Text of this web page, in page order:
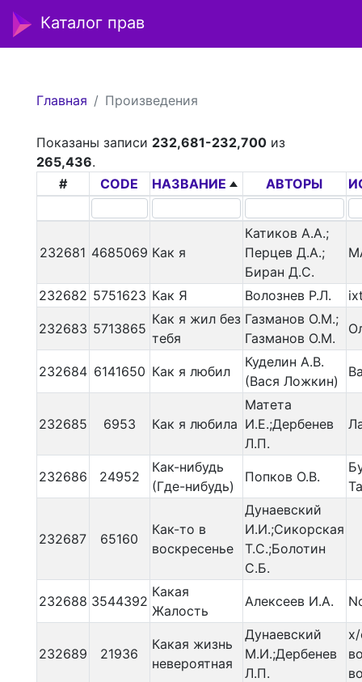
Каталог прав
Главная Произведения
Показаны записи 232,681-232,700из
265,436.
#
CODE НАЗВАНИЕ АВТОРЫ
232681 4685069 Как я
Катиков А.А.;
Перцев Д.А.;
Биран Д.С.
232682 5751623 Как Я Волознев Р.Л.
232683 5713865
Как я жил без
тебя
Газманов О.М.;
Газманов О.М.
232684 6141650 Как я любил
Куделин А.В.
(Вася Ложкин)
232685 6953 Как я любила
Матета
И.Е.;Дербенев
Л.П.
232686 24952
Как-нибудь
(Где-нибудь)
Попков О.В.
232687 65160
Как-то в
воскресенье
Дунаевский
И.И.;Сикорская
Т.С.;Болотин
С.Б.
232688 3544392
Какая
Жалость
Алексеев И.А.
232689 21936
Какая жизнь
невероятная
Дунаевский
М.И.;Дербенев
Л.П.